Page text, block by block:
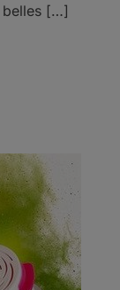
belles […]